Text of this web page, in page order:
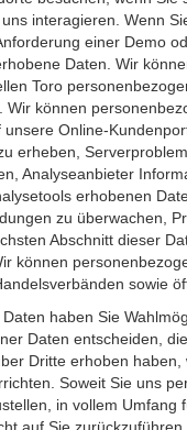
interagieren. Wenn
einer Demo
Daten. Wir
Toro
können
Online-
erheben,
Analyseanbieter
erhobenen
zu überwachen,
Abschnitt dieser
können
sowie
haben Sie
Daten entscheiden,
Dritte erhoben
Soweit Sie uns
in vollem